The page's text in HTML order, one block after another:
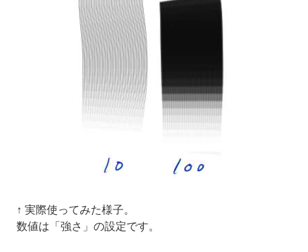
↑ 実際使ってみた様子。
数値は「強さ」の設定です。